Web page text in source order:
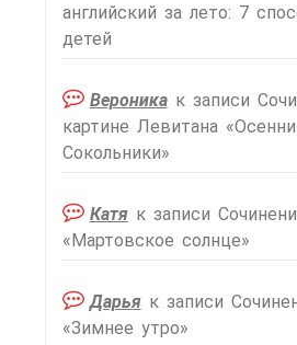
английский за лето: 7
детей
Вероникак записи
картине Левитана
Сокольники»
Катяк записи
«Мартовское солнце»
Дарьяк записи
«Зимнее утро»